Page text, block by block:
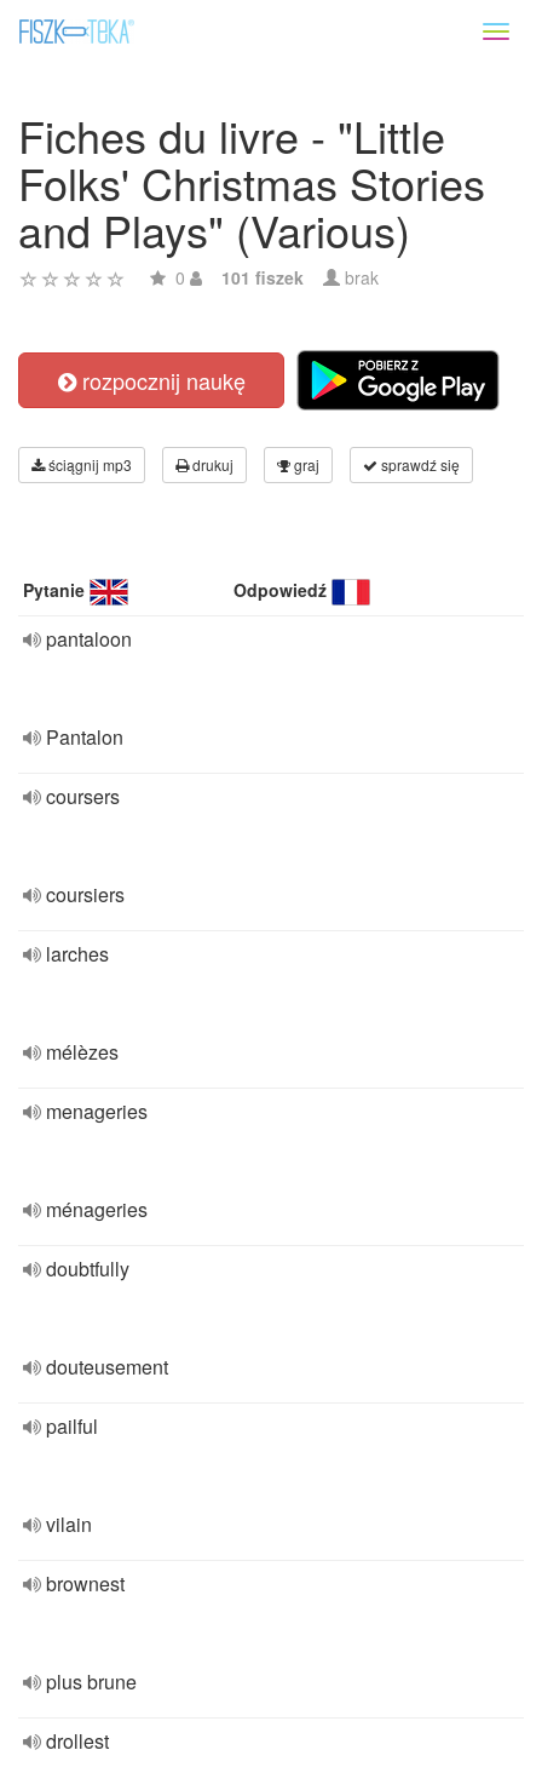
Fiches du livre - "Little
Folks' Christmas Stories
and Plays" (Various)
0 101 fiszek brak
rozpocznij naukę
ściągnij mp3 drukuj graj sprawdź się
Pytanie Odpowiedź
pantaloon
Pantalon
coursers
coursiers
larches
mélèzes
menageries
ménageries
doubtfully
douteusement
pailful
vilain
brownest
plus brune
drollest